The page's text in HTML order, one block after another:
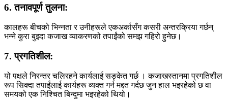
6. तनावपूर्ण तुलना:
कालहरू बीचको भिन्नता र उनीहरूले एकअर्कासँग कसरी अन्तरक्रिया गर्छन्
भन्ने कुरा बुझ्दा कजाख व्याकरणको तपाईंको समझ गहिरो हुनेछ।
7. प्रगतिशील:
यो पक्षले निरन्तर चलिरहने कार्यलाई सङ्केत गर्छ । कजाखस्तानमा प्रगतिशील
रूप सिक्दा तपाईंलाई कार्यहरू व्यक्त गर्न मद्दत गर्दछ जुन हाल भइरहेको छ वा
समयको एक निश्चित बिन्दुमा भइरहेको थियो।